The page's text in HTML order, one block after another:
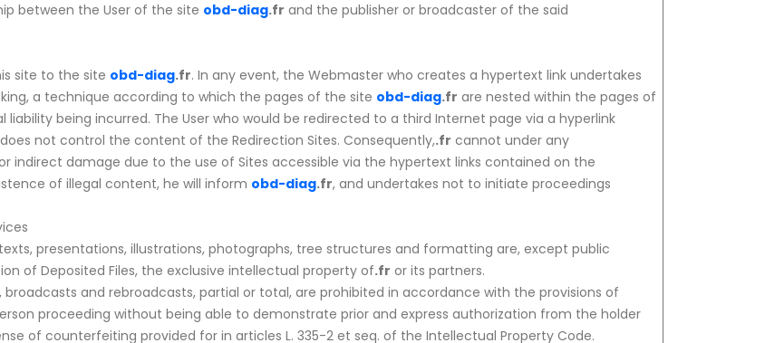
between the User of the site obd-diag.fr and the publisher or broadcaster of the said
site to the site obd-diag.fr. In any event, the Webmaster who creates a hypertext link undertakes
a technique according to which the pages of the site obd-diag.fr are nested within the pages of
being incurred. The User who would be redirected to a third Internet page via a hyperlink
does not control the content of the Redirection Sites. Consequently,.fr cannot under any
indirect damage due to the use of Sites accessible via the hypertext links contained on the
of illegal content, he will inform obd-diag.fr, and undertakes not to initiate proceedings
presentations, illustrations, photographs, tree structures and formatting are, except public
of Deposited Files, the exclusive intellectual property of.fr or its partners.
and rebroadcasts, partial or total, are prohibited in accordance with the provisions of
proceeding without being able to demonstrate prior and express authorization from the holder
of counterfeiting provided for in articles L. 335-2 et seq. of the Intellectual Property Code.